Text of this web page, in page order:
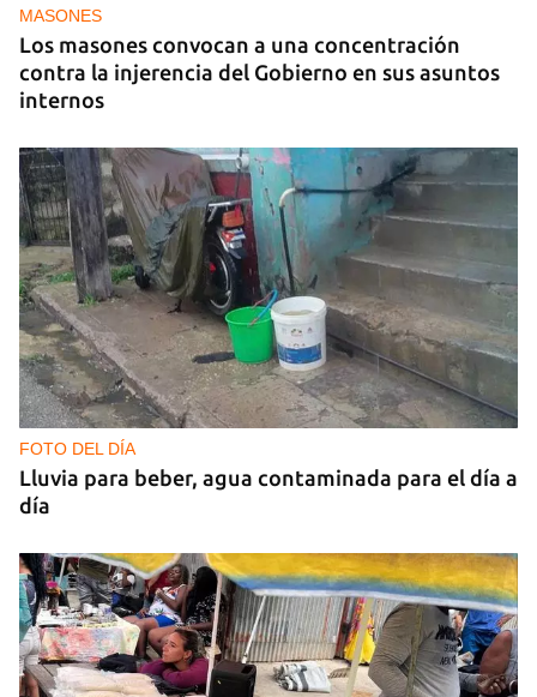
MASONES
Los masones convocan a una concentración
contra la injerencia del Gobierno en sus asuntos
internos
FOTO DEL DÍA
Lluvia para beber, agua contaminada para el día a
día